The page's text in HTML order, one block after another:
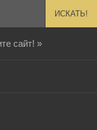
ИСКАТЬ!
сайт! »